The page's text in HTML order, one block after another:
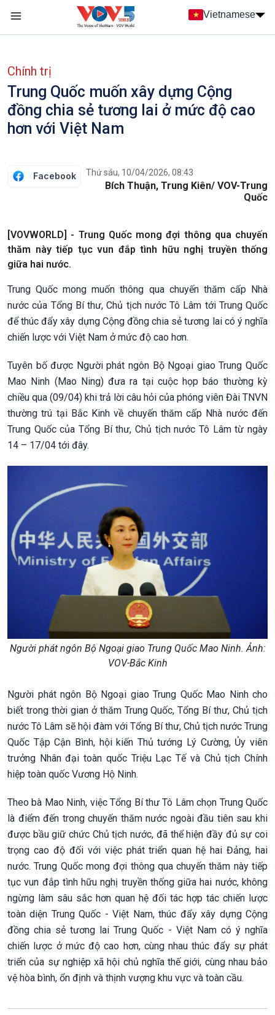
Nhảy đến nội dung
Vietnamese
Chính trị
Trung Quốc muốn xây dựng Cộng
đồng chia sẻ tương lai ở mức độ cao
hơn với Việt Nam
Facebook Thứ sáu, 10/04/2026, 08:43
Bích Thuận, Trung Kiên/ VOV-Trung
Quốc
[VOVWORLD] - Trung Quốc mong đợi thông qua chuyến
thăm này tiếp tục vun đắp tình hữu nghị truyền thống
giữa hai nước.
Trung Quốc mong muốn thông qua chuyến thăm cấp Nhà
nước của Tổng Bí thư, Chủ tịch nước Tô Lâm tới Trung Quốc
để thúc đẩy xây dựng Cộng đồng chia sẻ tương lai có ý nghĩa
chiến lược với Việt Nam ở mức độ cao hơn.
Tuyên bố được Người phát ngôn Bộ Ngoại giao Trung Quốc
Mao Ninh (Mao Ning) đưa ra tại cuộc họp báo thường kỳ
chiều qua (09/04) khi trả lời câu hỏi của phóng viên Đài TNVN
thường trú tại Bắc Kinh về chuyến thăm cấp Nhà nước đến
Trung Quốc của Tổng Bí thư, Chủ tịch nước Tô Lâm từ ngày
14 – 17/04 tới đây.
Người phát ngôn Bộ Ngoại giao Trung Quốc Mao Ninh. Ảnh:
VOV-Bắc Kinh
Người phát ngôn Bộ Ngoại giao Trung Quốc Mao Ninh cho
biết trong thời gian ở thăm Trung Quốc, Tổng Bí thư, Chủ tịch
nước Tô Lâm sẽ hội đàm với Tổng Bí thư, Chủ tịch nước Trung
Quốc Tập Cận Bình, hội kiến Thủ tướng Lý Cường, Ủy viên
trưởng Nhân đại toàn quốc Triệu Lạc Tế và Chủ tịch Chính
hiệp toàn quốc Vương Hộ Ninh.
Theo bà Mao Ninh, việc Tổng Bí thư Tô Lâm chọn Trung Quốc
là điểm đến trong chuyến thăm nước ngoài đầu tiên sau khi
được bầu giữ chức Chủ tịch nước, đã thể hiện đầy đủ sự coi
trọng cao độ đối với việc phát triển quan hệ hai Đảng, hai
nước. Trung Quốc mong đợi thông qua chuyến thăm này tiếp
tục vun đắp tình hữu nghị truyền thống giữa hai nước, không
ngừng làm sâu sắc hơn quan hệ đối tác hợp tác chiến lược
toàn diện Trung Quốc - Việt Nam, thúc đẩy xây dựng Cộng
đồng chia sẻ tương lai Trung Quốc - Việt Nam có ý nghĩa
chiến lược ở mức độ cao hơn, cùng nhau thúc đẩy sự phát
triển của sự nghiệp xã hội chủ nghĩa thế giới, cùng nhau bảo
vệ hòa bình, ổn định và thịnh vượng khu vực và toàn cầu.